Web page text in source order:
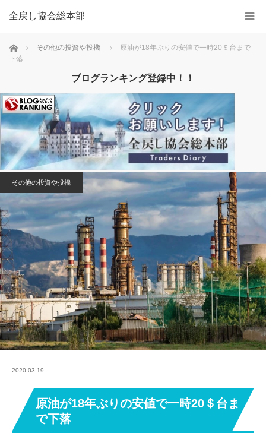
全戻し協会総本部
Home その他の投資や投機
原油が18年ぶりの安値で一時20＄台まで
下落
ブログランキング登録中！！
その他の投資や投機
2020.03.19
原油が18年ぶりの安値で一時20＄台ま
で下落